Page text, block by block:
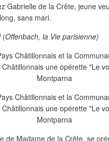
Gabrielle de la Crête, jeune
sans mari.
la Vie parisienne)
de Madame de la Crête, se